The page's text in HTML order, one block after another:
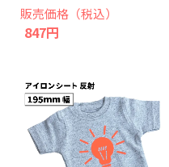
販売価格（税込）
847円